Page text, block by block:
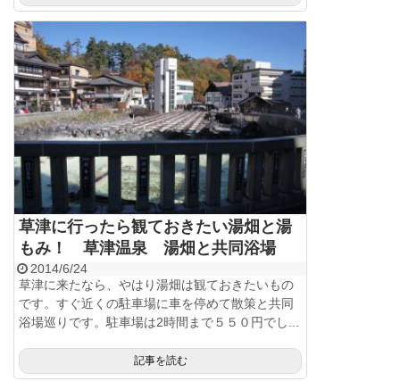
草津に行ったら観ておきたい湯畑と湯
もみ！ 草津温泉 湯畑と共同浴場
2014/6/24
草津に来たなら、やはり湯畑は観ておきたいもの
です。すぐ近くの駐車場に車を停めて散策と共同
浴場巡りです。駐車場は2時間まで５５０円でし...
記事を読む